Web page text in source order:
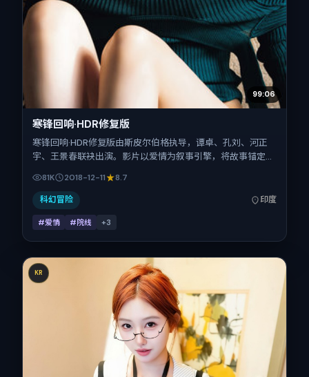
99:06
寒锋回响·HDR修复版
寒锋回响·HDR修复版由斯皮尔伯格执导，谭卓、孔刘、河正
宇、王景春联袂出演。影片以爱情为叙事引擎，将故事锚定在
月11日于印度首映（贺岁档前后），片长148分钟，适合喜欢
强情节与细腻表演的观众。
81K 2018-12-11 8.7
科幻冒险 印度
#爱情 #院线 +3
KR